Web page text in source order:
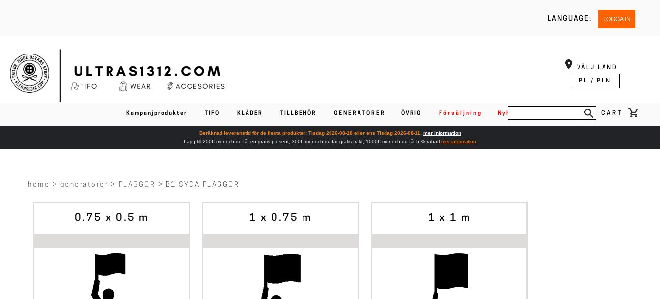
LANGUAGE: LOGGA IN
VÄLJ LAND
PL / PLN
Kampanjprodukter TIFO KLÄDER TILLBEHÖR GENERATORER ÖVRIG Försäljning Nyheter CART
Beräknad leveranstid för de flesta produkter: Tisdag 2026-08-18 eller ens Tisdag 2026-08-11. mer information
Lägg till 200€ mer och du får en gratis present, 300€ mer och du får gratis frakt, 1000€ mer och du får 5 % rabatt mer information
home > generatorer > FLAGGOR > B1 SYDA FLAGGOR
0.75 x 0.5 m 1 x 0.75 m 1 x 1 m